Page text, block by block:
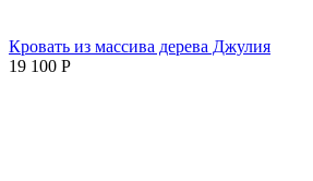
Кровать из массива дерева Джулия
19 100 Р